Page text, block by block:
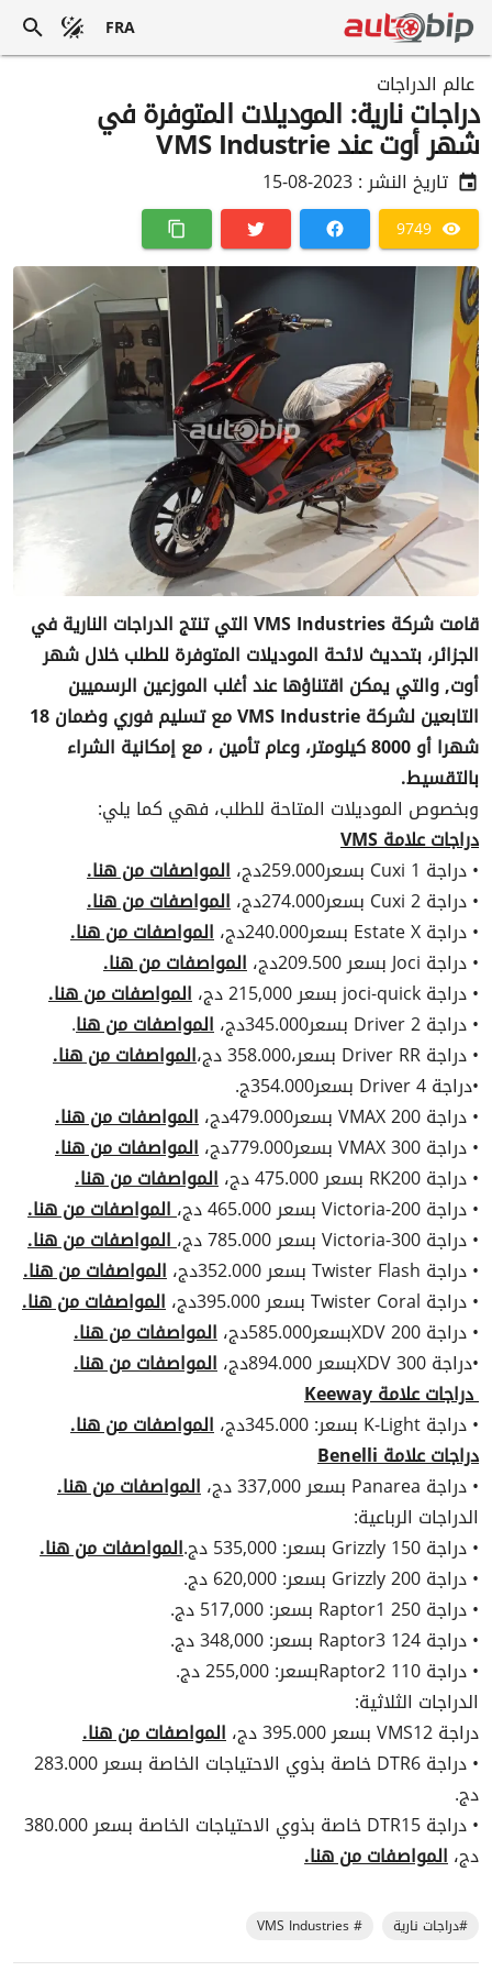
FRA
عالم الدراجات
دراجات نارية: الموديلات المتوفرة في
شهر أوت عند VMS Industrie
تاريخ النشر :2023-08-15
9749
قامت شركة VMS Industries التي تنتج الدراجات النارية في
الجزائر، بتحديث لائحة الموديلات المتوفرة للطلب خلال شهر
أوت, والتي يمكن اقتناؤها عند أغلب الموزعين الرسميين
التابعين لشركة VMS Industrie مع تسليم فوري وضمان 18
شهرا أو 8000 كيلومتر، وعام تأمين ، مع إمكانية الشراء
بالتقسيط.
وبخصوص الموديلات المتاحة للطلب، فهي كما يلي:
دراجات علامة VMS
• دراجة Cuxi 1 بسعر259.000دج،
المواصفات من هنا.
• دراجة Cuxi 2 بسعر274.000دج،
المواصفات من هنا.
• دراجة Estate X بسعر240.000دج،
المواصفات من هنا.
• دراجة Joci بسعر 209.500دج،
المواصفات من هنا.
• دراجة joci-quick بسعر 215,000 دج،
المواصفات من هنا.
• دراجة Driver 2 بسعر345.000دج،
المواصفات من هنا.
• دراجة Driver RR بسعر،358.000 دج،
المواصفات من هنا.
•دراجة Driver 4 بسعر354.000ج.
• دراجة VMAX 200 بسعر479.000دج،
المواصفات من هنا.
• دراجة VMAX 300 بسعر779.000دج،
المواصفات من هنا.
• دراجة RK200 بسعر 475.000 دج،
المواصفات من هنا.
• دراجة Victoria-200 بسعر 465.000 دج،
المواصفات من هنا.
• دراجة Victoria-300 بسعر 785.000 دج،
المواصفات من هنا.
• دراجة Twister Flash بسعر 352.000دج،
المواصفات من هنا.
• دراجة Twister Coral بسعر 395.000دج،
المواصفات من هنا.
• دراجة XDV 200بسعر585.000دج،
المواصفات من هنا.
•دراجة XDV 300بسعر 894.000دج،
المواصفات من هنا.
دراجات علامة Keeway
• دراجة K-Light بسعر: 345.000دج،
المواصفات من هنا.
دراجات علامة Benelli
• دراجة Panarea بسعر 337,000 دج،
المواصفات من هنا.
الدراجات الرباعية:
• دراجة Grizzly 150 بسعر: 535,000 دج.
المواصفات من هنا.
• دراجة Grizzly 200 بسعر: 620,000 دج.
• دراجة Raptor1 250 بسعر: 517,000 دج.
• دراجة Raptor3 124 بسعر: 348,000 دج.
• دراجة Raptor2 110بسعر: 255,000 دج.
الدراجات الثلاثية:
دراجة VMS12 بسعر 395.000 دج،
المواصفات من هنا.
• دراجة DTR6 خاصة بذوي الاحتياجات الخاصة بسعر 283.000
دج.
• دراجة DTR15 خاصة بذوي الاحتياجات الخاصة بسعر 380.000
دج،المواصفات من هنا.
#دراجات نارية # VMS Industries